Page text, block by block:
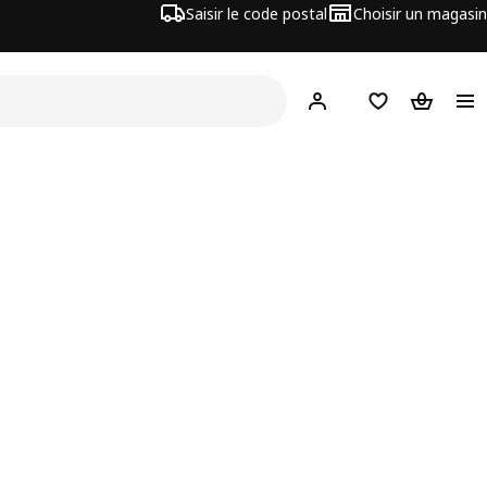
Saisir le code postal Choisir un magasin
Mon compteFavorisPanier